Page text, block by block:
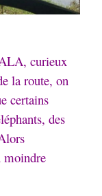
curieux
la route, on
certains
des
moindre